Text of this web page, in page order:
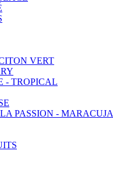
VERT
- TROPICAL
PASSION - MARACUJA